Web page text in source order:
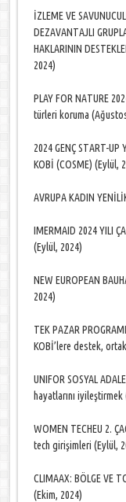
İZLEME VE
DEZAVANTAJLI
HAKLARININ
2024)
PLAY FOR NATURE
türleri koruma
2024 GENÇ START-
KOBİ (COSME) (Eylül,
AVRUPA KADIN
IMERMAID 2024 YILI
(Eylül, 2024)
NEW EUROPEAN
2024)
TEK PAZAR
KOBİ’lere destek,
UNIFOR SOSYAL
hayatlarını
WOMEN TECHEU 2.
tech girişimleri (Eylül,
CLIMAAX: BÖLGE VE
(Ekim, 2024)